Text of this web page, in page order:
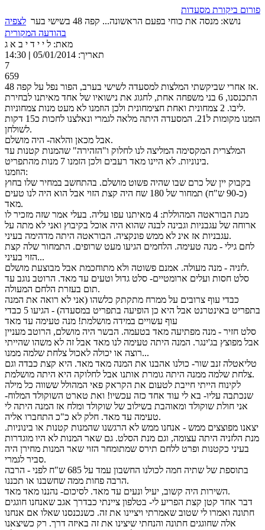
פורום ביקורת מסעדות
נושא: מנסה את כוחי בפעם הראשונה... קפה 48 בשישי בער
לצפיה
בהודעה המקורית
מאת: ל י י ד י ב א ג
תאריך: 05/01/2014
|
7
659
אז אחרי שביקשתי המלצות למסעדה לשישי בערב, הפור נפל על קפה 48.
התכנסנו, 6 בני משפחה אחת, לחגוג את נישואיו של אחד מאיתנו לבחירת
ליבו. 2 צמחונית ואחת חצימחונית ולכן הוזמנו לא מעט מנות צמחוניות.
הזמנו מקומות ל21. המסעדה היתה מלאה לגמרי ונאלצנו לחכות כ15 דקות
לשולחן.
אבל מכאן והלאה- היה מושלם.
המלצרית המקסימה המליצה לנו לחלוק ו"הזהירה" שהמנות קטנות עד
בינוניות. לא היינו מאד רעבים ולכן הזמנו 7 מנות מהתפריט.
הוזמנו:
בקבוק יין של כרם שבו שהיה פשוט מושלם. בהתחשב במחיר שלו בחוץ
(כ-90 ש"ח) תמחור של 180 שח היה קצת הזוי אבל הוא היה לנו טעים
מאד.
מנת הבוראטה המהוללת: 4 מאיתנו עפו עליה. בעלי אמר שזה מזכיר לו
ארוחה של עגבניות וגבינה לבנה שהוא היה אוכל בקיבוץ ואני לא מתה על
עגבניות אז אינ לא ממש פונקציה. הבוראטה היתה מדהימה בעיני.
לחם גילי - מנה טעימה. הלחמים הגיעו מעט שרופים. התמחור שלה קצת
הזוי בעיני...
לזניה - מנה מעולה. אמנם פשוטה ולא מתוחכמת אבל מבוצעת מושלם.
סלט חסות ועלים ארומטיים- סלט גדול וטעים עד מאד. הרוטב נוגב עד
תום בעזרת הלחם המעולה.
כבדי עוף צרובים על ממרח מתקתק כלשהו (אני לא רואה את המנה
בתפריט באינטרנט אבל היא כן הופיעה בתפריט במסעדה) - הגיעו 5 כבדי
עוף עשויים במידה מושלמת! מנה טעימה עד מאד
סלט חזיר - מנה מפתיעה מאד בטעמה. הבשר היה מושלם, הרוטב מעניין
אבל מפוצץ בג'ינגר. המנה היתה טעימה לנו מאד אבל זה לא משהו שהייתי
רוצה או יכולה לאכול צלחת שלמה ממנו...
טליאטלה זנב שור- כולנו אהבנו את המנה מאד מאד. היא קצת כבדה וגם
צלחת שלמה ממנה היתה גומרת אותנו אבל לחלוקה היא היתה מושלמת.
לקינוח הייתי חייבת לטעום את הקראק פאי המהולל ששווה כל מילה
שנכתבה עליו- בא לי עוד אחד כזה עכשיו! ואת טארט השוקולד המלוח-
אני חולת שוקולד ומאוהבת בשילוב של שוקולד ומלח אז המנה היתה לי
טעימה עד מאד. חלק לא כ"כ התחברו אליה.
יצאנו מפוצצים ממש - אנחנו ממש לא הרגשנו שהמנות קטנות או בינוניות.
מנת הלזניה היתה עצומה, וגם מנת הסלט. גם שאר המנות לא היו מוגדרות
בעיני כקטנות ופרט ללחם תירס שמתומחר הזוי שאר המנות מחירן היה
סביר לגמרי.
בתוספת של שתיה חמה לכולנו החשבון עמד על 685 ש"ח לפני - הרבה
הרבה פחות ממה שחשבנו או תכננו.
השירות היה קשוב, יעיל ונעים עד מאד. לסיכום- נהננו מאד מאד.
דבר אחד קטן קצת הפריע לי- בטלפון ציינתי כבדרך אגב שאנחנו חוגגים
חתונה ואמרו לי שטוב שאמרתי ויציינו את זה. כשנכנסנו שאלו אם אנחנו
אלה שחוגגים חתונה והנחתי שיצינו את זה באיזה דרך. רק כשיצאנו